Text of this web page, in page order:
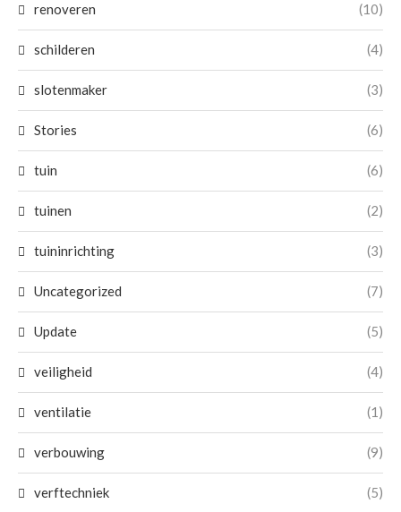
renoveren (10)
schilderen (4)
slotenmaker (3)
Stories (6)
tuin (6)
tuinen (2)
tuininrichting (3)
Uncategorized (7)
Update (5)
veiligheid (4)
ventilatie (1)
verbouwing (9)
verftechniek (5)